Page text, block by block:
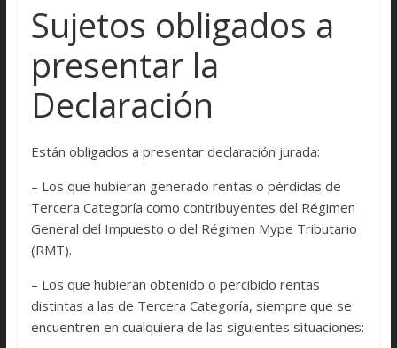
Sujetos obligados a
presentar la
Declaración
Están obligados a presentar declaración jurada:
– Los que hubieran generado rentas o pérdidas de
Tercera Categoría como contribuyentes del Régimen
General del Impuesto o del Régimen Mype Tributario
(RMT).
– Los que hubieran obtenido o percibido rentas
distintas a las de Tercera Categoría, siempre que se
encuentren en cualquiera de las siguientes situaciones: